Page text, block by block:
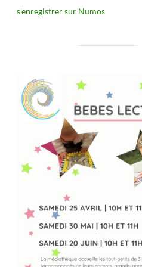
s'enregistrer sur Numos